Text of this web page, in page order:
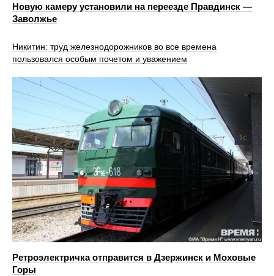
Новую камеру установили на переезде Правдинск —
Заволжье
Никитин: труд железнодорожников во все времена
пользовался особым почетом и уважением
Ретроэлектричка отправится в Дзержинск и Моховые
Горы